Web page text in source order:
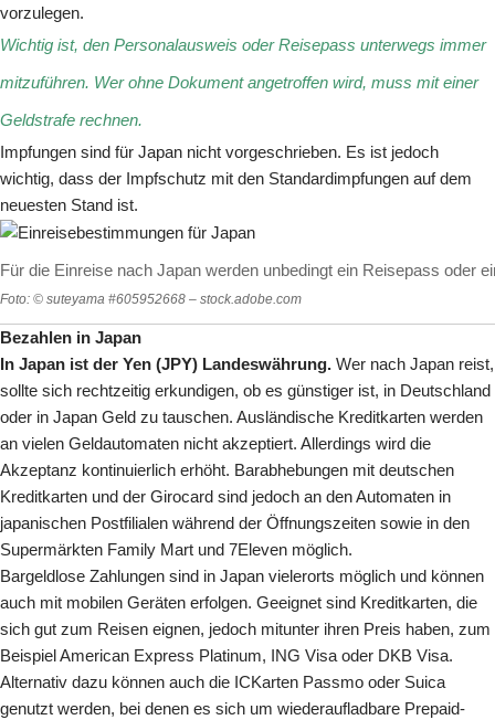
vorzulegen.
Wichtig ist, den Personalausweis oder Reisepass unterwegs immer
mitzuführen. Wer ohne Dokument angetroffen wird, muss mit einer
Geldstrafe rechnen.
Impfungen sind für Japan nicht vorgeschrieben. Es ist jedoch
wichtig, dass der Impfschutz mit den Standardimpfungen auf dem
neuesten Stand ist.
Für die Einreise nach Japan werden unbedingt ein Reisepass oder
Foto: © suteyama #605952668 – stock.adobe.com
Bezahlen in Japan
In Japan ist der Yen (JPY) Landeswährung. Wer nach Japan reist,
sollte sich rechtzeitig erkundigen, ob es günstiger ist, in Deutschland
oder in Japan Geld zu tauschen. Ausländische Kreditkarten werden
an vielen Geldautomaten nicht akzeptiert. Allerdings wird die
Akzeptanz kontinuierlich erhöht. Barabhebungen mit deutschen
Kreditkarten und der Girocard sind jedoch an den Automaten in
japanischen Postfilialen während der Öffnungszeiten sowie in den
Supermärkten Family Mart und 7Eleven möglich.
Bargeldlose Zahlungen sind in Japan vielerorts möglich und können
auch mit mobilen Geräten erfolgen. Geeignet sind Kreditkarten, die
sich gut zum Reisen eignen, jedoch mitunter ihren Preis haben, zum
Beispiel American Express Platinum, ING Visa oder DKB Visa.
Alternativ dazu können auch die ICKarten Passmo oder Suica
genutzt werden, bei denen es sich um wiederaufladbare Prepaid-